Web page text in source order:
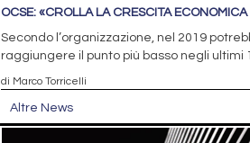
OCSE: «CROLLA LA CRESCITA
Secondo l’organizzazione, nel 2019
raggiungere il punto più basso negli ultimi
di Marco Torricelli
Altre News